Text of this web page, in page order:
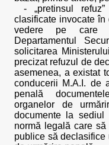
- „pretinsul
clasificate invocate
vedere pe care
Departamentul
solicitarea
precizat refuzul de
asemenea, a existat
conducerii M.A.I. de
penală
organelor de
documente la sediul
normă legală care
publice să declasifice